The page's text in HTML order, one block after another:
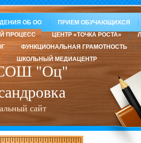
"Оц"
сайт
ОБ ОО
ПРИЕМ ОБУЧАЮЩИХСЯ
ПРОЦЕСС
ЦЕНТР «ТОЧКА РОСТА»
ФУНКЦИОНАЛЬНАЯ ГРАМОТНОСТЬ
ШКОЛЬНЫЙ МЕДИАЦЕНТР